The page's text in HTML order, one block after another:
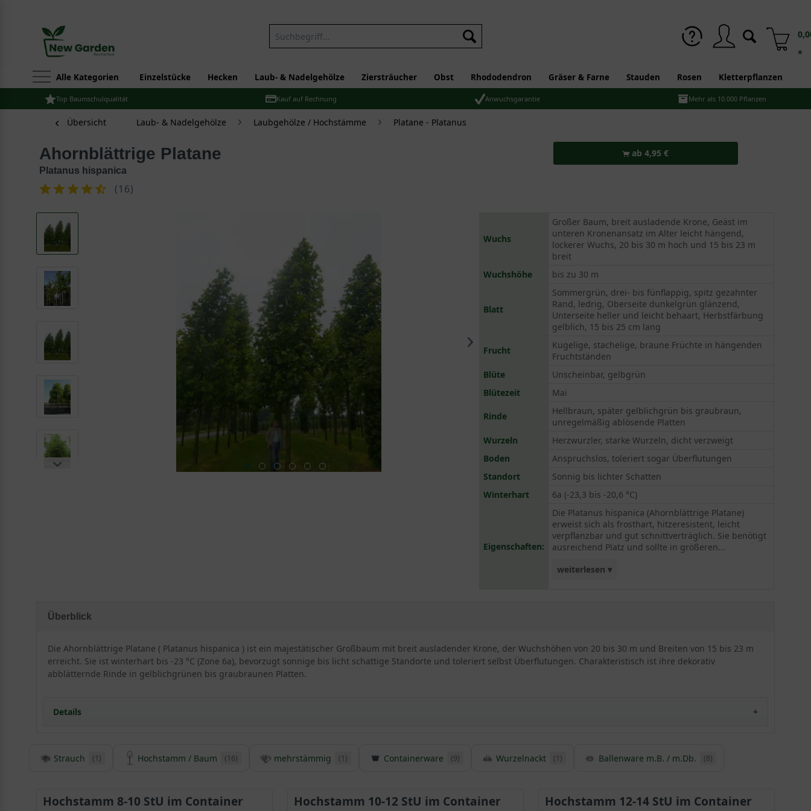
*
Alle Kategorien Einzelstücke Hecken Laub- & Nadelgehölze Ziersträucher Obst Rhododendron Gräser & Farne Stauden Rosen Kletterpflanzen
Top Baumschulqualität Kauf auf Rechnung Anwuchsgarantie Mehr als 10.000 Pflanzen
Übersicht Laub- & Nadelgehölze Laubgehölze / Hochstämme Platane - Platanus
Ahornblättrige Platane
Platanus hispanica
(16)
ab 4,95 €
Wuchs
Großer Baum, breit ausladende Krone, Geäst im
unteren Kronenansatz im Alter leicht hängend,
lockerer Wuchs, 20 bis 30 m hoch und 15 bis 23 m
breit
Wuchshöhe
bis zu 30 m
Blatt
Sommergrün, drei- bis fünflappig, spitz gezahnter
Rand, ledrig, Oberseite dunkelgrün glänzend,
Unterseite heller und leicht behaart, Herbstfärbung
gelblich, 15 bis 25 cm lang
Frucht
Kugelige, stachelige, braune Früchte in hängenden
Fruchtständen
Blüte
Unscheinbar, gelbgrün
Blütezeit
Mai
Rinde
Hellbraun, später gelblichgrün bis graubraun,
unregelmäßig ablösende Platten
Wurzeln
Herzwurzler, starke Wurzeln, dicht verzweigt
Boden
Anspruchslos, toleriert sogar Überflutungen
Standort
Sonnig bis lichter Schatten
Winterhart
6a (-23,3 bis -20,6 °C)
Eigenschaften:
Die Platanus hispanica (Ahornblättrige Platane)
erweist sich als frosthart, hitzeresistent, leicht
verpflanzbar und gut schnittverträglich. Sie benötigt
ausreichend Platz und sollte in größeren...
weiterlesen ▾
Überblick
Die Ahornblättrige Platane ( Platanus hispanica ) ist ein majestätischer Großbaum mit breit ausladender Krone, der Wuchshöhen von 20 bis 30 m und Breiten von 15 bis 23 m
erreicht. Sie ist winterhart bis -23 °C (Zone 6a), bevorzugt sonnige bis licht schattige Standorte und toleriert selbst Überflutungen. Charakteristisch ist ihre dekorativ
abblätternde Rinde in gelblichgrünen bis graubraunen Platten.
Details
Die Ahornblättrige Platane ist eine sehr alte Züchtung und gilt als robust
Das Blatt der Ahornblättrigen Platane wirkt ledrig derb und bringt Exotik
Strauch (1) Hochstamm / Baum (16) mehrstämmig (1) Containerware (9) Wurzelnackt (1) Ballenware m.B. / m.Db. (8)
Hochstamm 8-10 StU im Container Hochstamm 10-12 StU im Container Hochstamm 12-14 StU im Container